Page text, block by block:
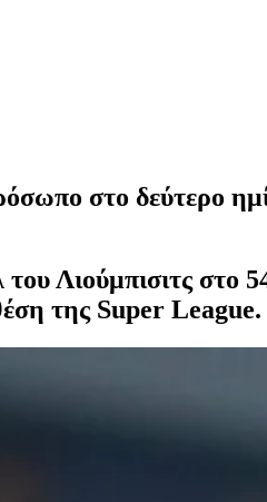
στο δεύτερο
Λιούμπισιτς στο
της Super League.